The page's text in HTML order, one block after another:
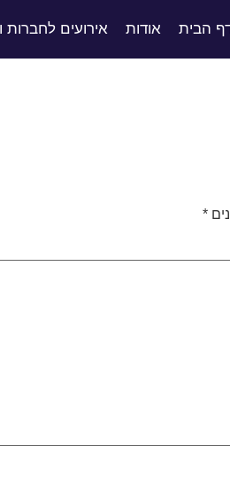
הבית אודות אירועים לחברות
*